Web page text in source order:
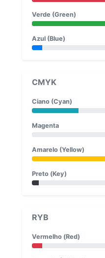
Verde (Green)
Azul (Blue)
CMYK
Ciano (Cyan)
Magenta
Amarelo (Yellow)
Preto (Key)
RYB
Vermelho (Red)